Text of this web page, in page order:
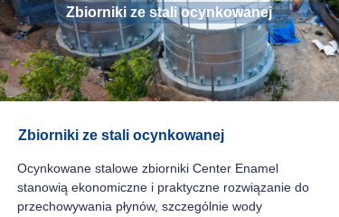
Zbiorniki ze stali ocynkowanej
Zbiorniki ze stali ocynkowanej
Ocynkowane stalowe zbiorniki Center Enamel
stanowią ekonomiczne i praktyczne rozwiązanie do
przechowywania płynów, szczególnie wody
Przypadek projektu
Poproś o wycenę
Aktualności
Kontakt